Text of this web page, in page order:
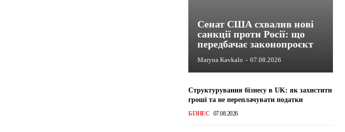
Сенат США схвалив нові
санкції проти Росії: що
передбачає законопроєкт
Maryna Kavkalo - 07.08.2026
Структурування бізнесу в UK: як захистити
гроші та не переплачувати податки
БІЗНЕС 07.08.2026